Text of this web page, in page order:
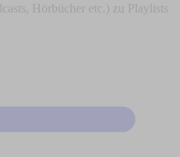
Hörbücher etc.) zu Playlists